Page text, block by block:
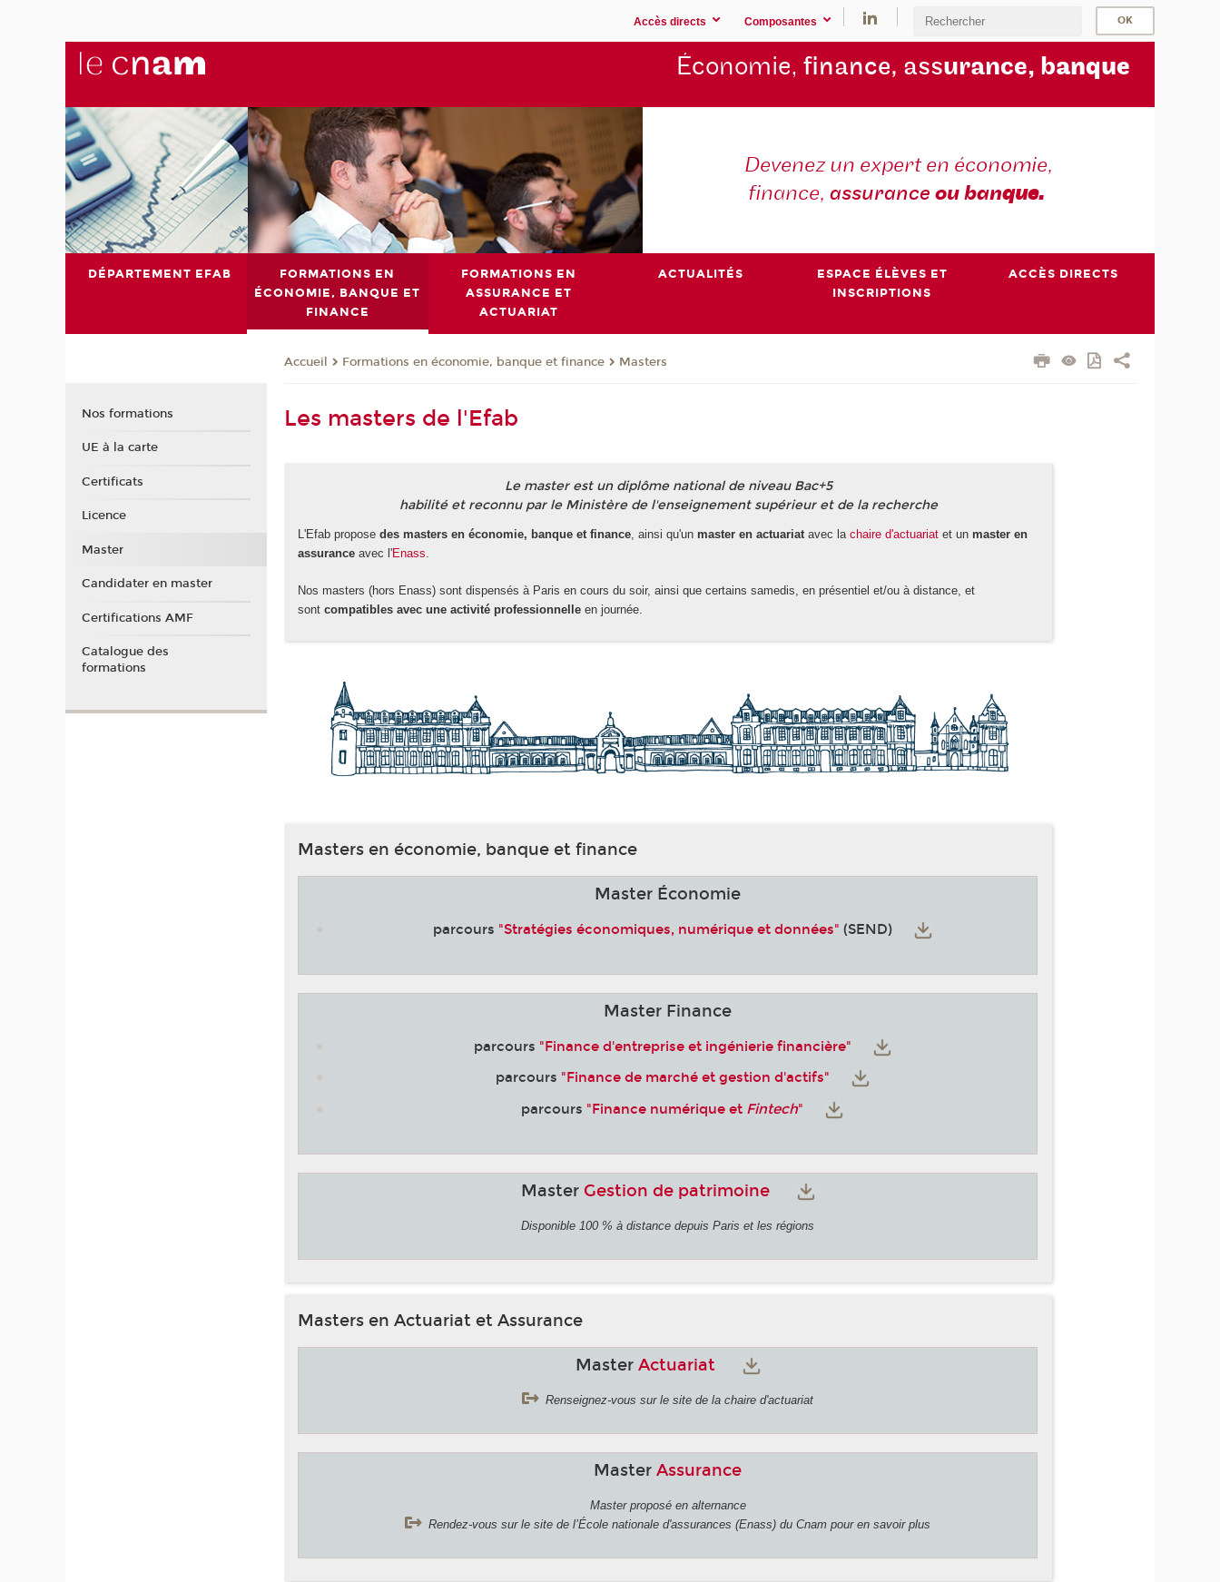
Accès directs Composantes
Économie, finance, assurance, banque
Devenez un expert en économie,
finance, assurance ou banque.
DÉPARTEMENT EFAB
FORMATIONS EN
ÉCONOMIE, BANQUE ET
FINANCE
FORMATIONS EN
ASSURANCE ET
ACTUARIAT
ACTUALITÉS
ESPACE ÉLÈVES ET
INSCRIPTIONS
ACCÈS DIRECTS
Accueil Formations en économie, banque et finance Masters
Les masters de l'Efab
Le master est un diplôme national de niveau Bac+5
habilité et reconnu par le Ministère de l'enseignement supérieur et de la recherche
L'Efab proposedes masters en économie, banque et finance, ainsi qu'un master en actuariatavec lachaire d'actuariat et un master en
assurance avec l'Enass.
Nos masters (hors Enass) sont dispensés à Paris en cours du soir, ainsi que certains samedis, en présentiel et/ou à distance, et
sontcompatibles avec une activité professionnelle en journée.
Masters en économie, banque et finance
Master Économie
parcours "Stratégies économiques, numérique et données" (SEND)
Master Finance
parcours "Finance d'entreprise et ingénierie financière"
parcours "Finance de marché et gestion d'actifs"
parcours "Finance numérique et Fintech"
Master Gestion de patrimoine
Disponible 100 % à distance depuis Paris et les régions
Masters en Actuariat et Assurance
Master Actuariat
Renseignez-vous sur le site de la chaire d'actuariat
MasterAssurance
Master proposé en alternance
Rendez-vous sur le site de l’École nationale d'assurances (Enass) du Cnam pour en savoir plus
Nos formations
UE à la carte
Certificats
Licence
Master
Candidater en master
Certifications AMF
Catalogue des
formations